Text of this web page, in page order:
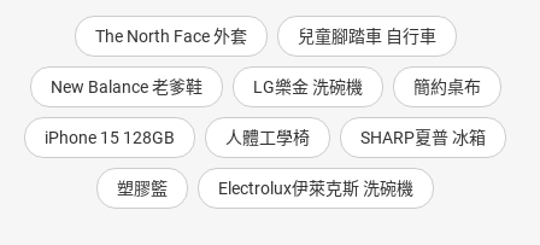
The North Face 外套 兒童腳踏車 自行車
New Balance 老爹鞋 LG樂金 洗碗機 簡約桌布
iPhone 15 128GB 人體工學椅 SHARP夏普 冰箱
塑膠籃 Electrolux伊萊克斯 洗碗機